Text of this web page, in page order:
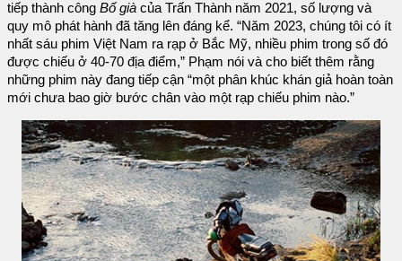
tiếp thành công Bố già của Trấn Thành năm 2021, số lượng và
quy mô phát hành đã tăng lên đáng kể. “Năm 2023, chúng tôi có ít
nhất sáu phim Việt Nam ra rạp ở Bắc Mỹ, nhiều phim trong số đó
được chiếu ở 40-70 địa điểm,” Phạm nói và cho biết thêm rằng
những phim này đang tiếp cận “một phân khúc khán giả hoàn toàn
mới chưa bao giờ bước chân vào một rạp chiếu phim nào.”